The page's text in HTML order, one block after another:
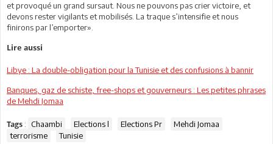
et provoqué un grand sursaut. Nous ne pouvons pas crier victoire, et
devons rester vigilants et mobilisés. La traque s’intensifie et nous
finirons par l’emporter».
Lire aussi
Libye : La double-obligation pour la Tunisie et des confusions à bannir
Banques, gaz de schiste, free-shops et gouverneurs : Les petites phrases
de Mehdi Jomaa
Tags : Chaambi Elections l Elections Pr
Mehdi Jomaa
terrorisme
Tunisie